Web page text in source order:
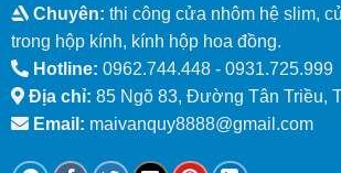
Chuyên: thi công cửa nhôm hệ slim,
trong hộp kính, kính hộp hoa đồng.
Hotline: 0962.744.448 - 0931.725.999
Địa chỉ: 85 Ngõ 83, Đường Tân Triều,
Email: maivanquy8888@gmail.com